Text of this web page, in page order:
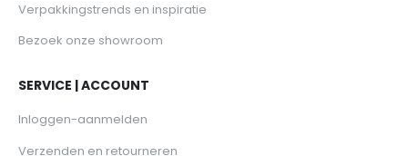
Verpakkingstrends en inspiratie
Bezoek onze showroom
SERVICE | ACCOUNT
Inloggen-aanmelden
Verzenden en retourneren